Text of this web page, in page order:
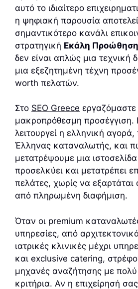
αυτό το ιδιαίτερο
η ψηφιακή παρουσία
σημαντικότερο κανάλι
στρατηγική Εκάλη Προώθηση
δεν είναι απλώς μια τεχνική
μια εξεζητημένη τέχνη
worth πελατών.
Στο SEO Greece εργαζόμαστε
μακροπρόθεσμη προσέγγιση.
λειτουργεί η ελληνική
Έλληνας καταναλωτής, και
μετατρέψουμε μια
προσελκύει και μετατρέπει
πελάτες, χωρίς να εξαρτάται
από πληρωμένη διαφήμιση.
Όταν οι premium
υπηρεσίες, από
ιατρικές κλινικές μέχρι
και exclusive catering,
μηχανές αναζήτησης με
κριτήρια. Αν η επιχείρησή